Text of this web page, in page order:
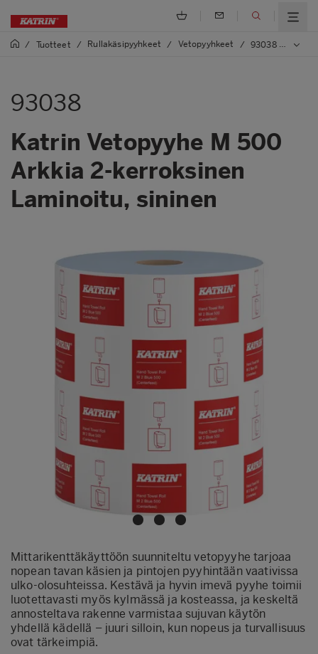
/ Tuotteet / Rullakäsipyyhkeet / Vetopyyhkeet / 93038 Katrin Vetopyyhe M 500 Arkkia 2-kerroksinen Laminoitu, sininen
93038
Katrin Vetopyyhe M 500
Arkkia 2-kerroksinen
Laminoitu, sininen
Mittarikenttäkäyttöön suunniteltu vetopyyhe tarjoaa
nopean tavan käsien ja pintojen pyyhintään vaativissa
ulko-olosuhteissa. Kestävä ja hyvin imevä pyyhe toimii
luotettavasti myös kylmässä ja kosteassa, ja keskeltä
annosteltava rakenne varmistaa sujuvan käytön
yhdellä kädellä – juuri silloin, kun nopeus ja turvallisuus
ovat tärkeimpiä.